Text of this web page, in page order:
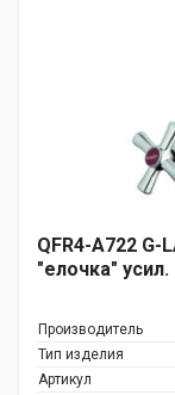
QFR4-A722 G-
"елочка"
Производитель
Тип изделия
Артикул